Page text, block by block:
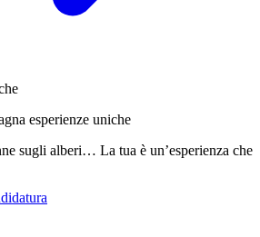
esperienze uniche
sugli alberi… La tua è un’esperienza che